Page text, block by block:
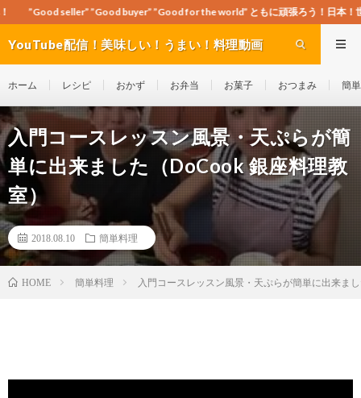
buyer” ”Good for the world” ともに頑張ろう！日本！世界！
YouTube配信！美味しい！うまい！料理動画
ホーム レシピ おかず お弁当 お菓子 おつまみ 簡
入門コースレッスン風景・天ぷらが簡
単に出来ました（DoCook 銀座料理教
室）
2018.08.10 簡単料理
HOME 簡単料理 入門コースレッスン風景・天ぷらが簡単に出来ま